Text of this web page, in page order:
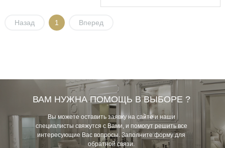
Назад 1 Вперед
ВАМ НУЖНА ПОМОЩЬ В ВЫБОРЕ ?
Вы можете оставить заявку на сайте и наши
специалисты свяжутся с Вами, и помогут решить все
интересующие Вас вопросы. Заполните форму для
обратной связи.